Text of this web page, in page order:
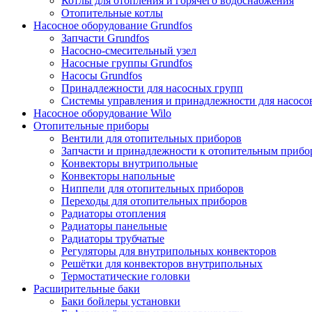
Отопительные котлы
Насосное оборудование Grundfos
Запчасти Grundfos
Насосно-смесительный узел
Насосные группы Grundfos
Насосы Grundfos
Принадлежности для насосных групп
Системы управления и принадлежности для
Насосное оборудование Wilo
Отопительные приборы
Вентили для отопительных приборов
Запчасти и принадлежности к отопительным
Конвекторы внутрипольные
Конвекторы напольные
Ниппели для отопительных приборов
Переходы для отопительных приборов
Радиаторы отопления
Радиаторы панельные
Радиаторы трубчатые
Регуляторы для внутрипольных конвекторов
Решётки для конвекторов внутрипольных
Термостатические головки
Расширительные баки
Баки бойлеры установки